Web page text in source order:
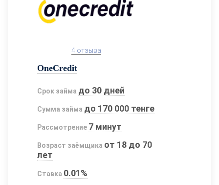
4 отзыва
OneCredit
Срок займа до 30 дней
Сумма займа до 170 000 тенге
Рассмотрение 7 минут
Возраст заёмщика от 18 до 70
лет
Ставка 0.01%